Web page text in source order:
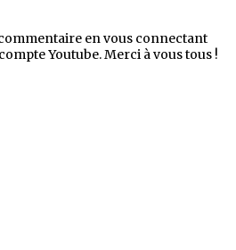
en vous connectant
Youtube. Merci à vous tous !